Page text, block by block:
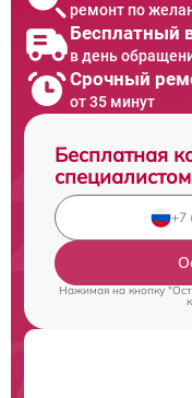
ремонт по
Бесплатный
в день
Срочный
от 35 минут
Бесплатная
специалистом
Нажимая на кнопку